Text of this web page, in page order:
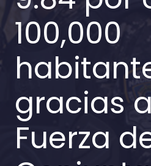
100,000
gracias
Fuerza